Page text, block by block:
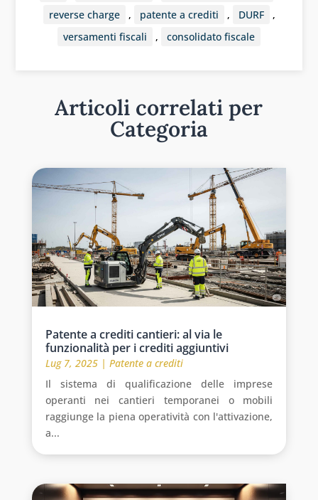
reverse charge
, patente a crediti , DURF
,
versamenti fiscali
, consolidato fiscale
Articoli correlati per
Categoria
Patente a crediti cantieri: al via le
funzionalità per i crediti aggiuntivi
Lug 7, 2025| Patente a crediti
Il sistema di qualificazione delle imprese
operanti nei cantieri temporanei o mobili
raggiunge la piena operatività con l'attivazione,
a...